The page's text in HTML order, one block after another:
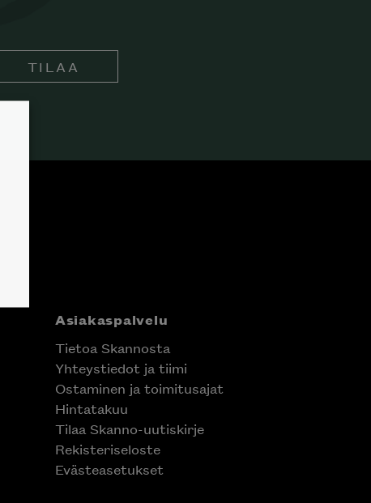
TILAA
Asiakaspalvelu
Tietoa Skannosta
Yhteystiedot ja tiimi
Ostaminen ja toimitusajat
Hintatakuu
Tilaa Skanno-uutiskirje
Rekisteriseloste
Evästeasetukset